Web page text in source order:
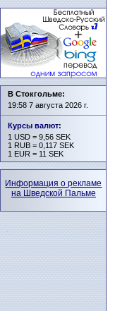
В Стокгольме:
19:58 7 августа 2026 г.
Курсы валют:
1 USD = 9,56 SEK
1 RUB = 0,117 SEK
1 EUR = 11 SEK
Информация о рекламе
на Шведской Пальме